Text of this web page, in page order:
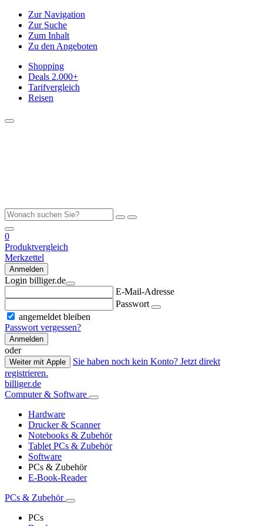
Zur Navigation
Zur Suche
Zum Inhalt
Zu den Angeboten
Shopping
Deals 2.000+
Tarifvergleich
Reisen
0
Produktvergleich
Merkzettel
Anmelden
Login billiger.de
E-Mail-Adresse
Passwort
angemeldet bleiben
Passwort vergessen?
Anmelden
oder
Weiter mit Apple
Sie haben noch kein Konto? Jetzt direkt
registrieren.
billiger.de
Computer & Software
Hardware
Drucker & Scanner
Notebooks & Zubehör
Tablet PCs & Zubehör
Software
PCs & Zubehör
E-Book-Reader
PCs & Zubehör
PCs